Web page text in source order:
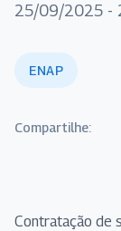
25/09/2025 -
ENAP
Compartilhe:
Contratação de